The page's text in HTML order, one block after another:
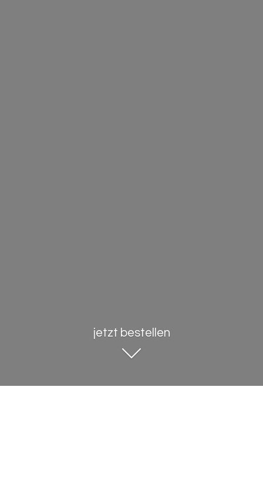
jetzt bestellen